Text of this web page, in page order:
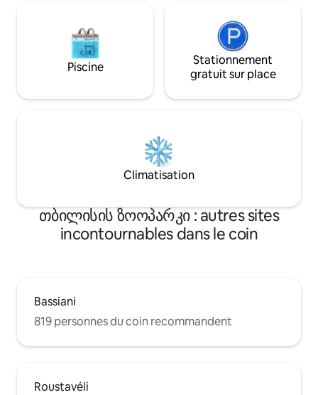
Piscine
Stationnement
gratuit sur place
Climatisation
თბილისის ზოოპარკი : autres sites
incontournables dans le coin
Bassiani
819 personnes du coin recommandent
Roustavéli